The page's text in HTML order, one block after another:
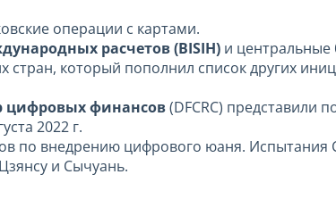
операции с картами.
расчетов (BISIH) и центральные
стран, который пополнил список других
цифровых финансов(DFCRC) представили
2022 г.
по внедрению цифрового юаня. Испытания
и Сычуань.